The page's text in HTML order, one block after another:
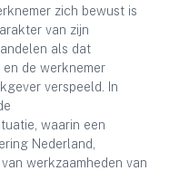
zich bewust is
van zijn
als dat
de werknemer
verspeeld. In
waarin een
Nederland,
werkzaamheden van